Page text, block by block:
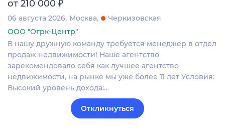
от 210 000
06 августа 2026 Москва
Черкизовская
ООО "Огрк-Центр"
В нашу дружную команду требуется менеджер в отдел
продаж недвижимости! Наше агентство
зарекомендовало себя как лучшее агентство
недвижимости, на рынке мы уже более 11 лет Условия:
Высокий уровень дохода:…
Откликнуться